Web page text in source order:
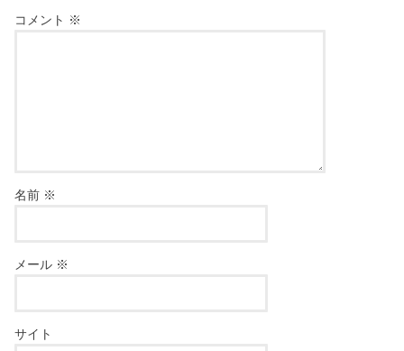
コメント ※
名前 ※
メール ※
サイト